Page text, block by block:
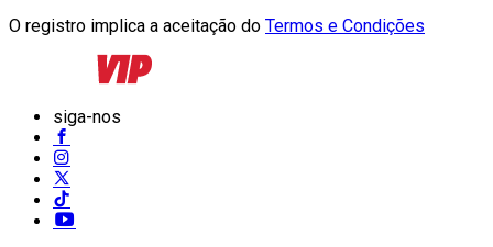
O registro implica a aceitação do Termos e Condições
siga-nos